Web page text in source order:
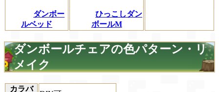
ダンボー
ルベッド
ひっこしダン
ボールM
ダンボールチェアの色パターン・リ
メイク
カラバ